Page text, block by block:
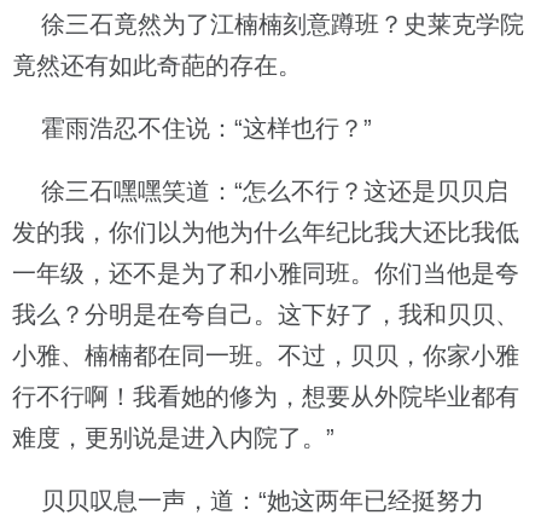
徐三石竟然为了江楠楠刻意蹲班？史莱克学院
竟然还有如此奇葩的存在。
霍雨浩忍不住说：“这样也行？”
徐三石嘿嘿笑道：“怎么不行？这还是贝贝启
发的我，你们以为他为什么年纪比我大还比我低
一年级，还不是为了和小雅同班。你们当他是夸
我么？分明是在夸自己。这下好了，我和贝贝、
小雅、楠楠都在同一班。不过，贝贝，你家小雅
行不行啊！我看她的修为，想要从外院毕业都有
难度，更别说是进入内院了。”
贝贝叹息一声，道：“她这两年已经挺努力